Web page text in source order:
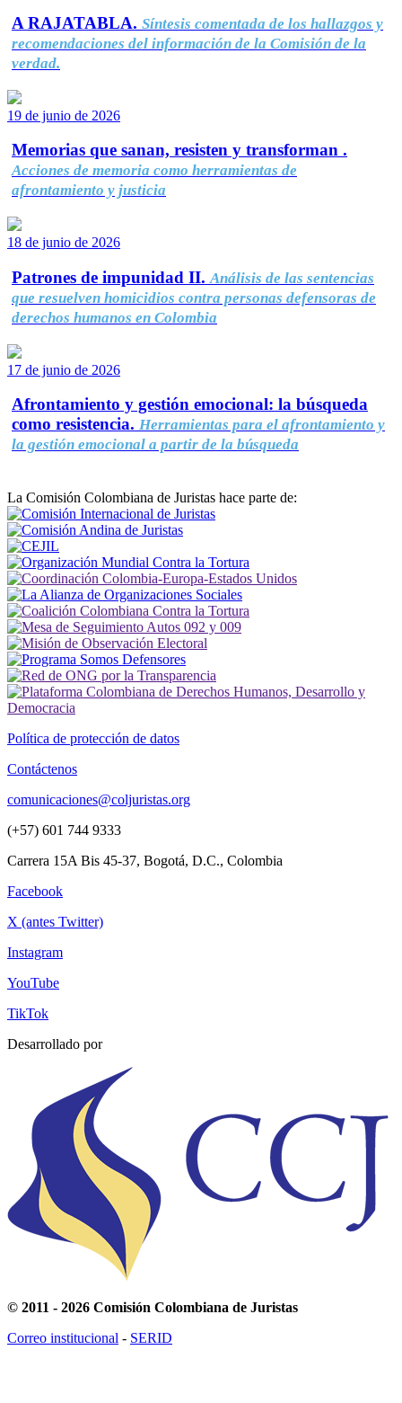
A RAJATABLA. Síntesis comentada de los hallazgos y
recomendaciones del información de la Comisión de la
verdad.
19 de junio de 2026
Memorias que sanan, resisten y transforman .
Acciones de memoria como herramientas de
afrontamiento y justicia
18 de junio de 2026
Patrones de impunidad II. Análisis de las sentencias
que resuelven homicidios contra personas defensoras de
derechos humanos en Colombia
17 de junio de 2026
Afrontamiento y gestión emocional: la búsqueda
como resistencia. Herramientas para el afrontamiento y
la gestión emocional a partir de la búsqueda
La Comisión Colombiana de Juristas hace parte de:
Política de protección de datos
Contáctenos
comunicaciones@coljuristas.org
(+57) 601 744 9333
Carrera 15A Bis 45-37, Bogotá, D.C., Colombia
Facebook
X (antes Twitter)
Instagram
YouTube
TikTok
Desarrollado por
© 2011 - 2026 Comisión Colombiana de Juristas
Correo institucional - SERID